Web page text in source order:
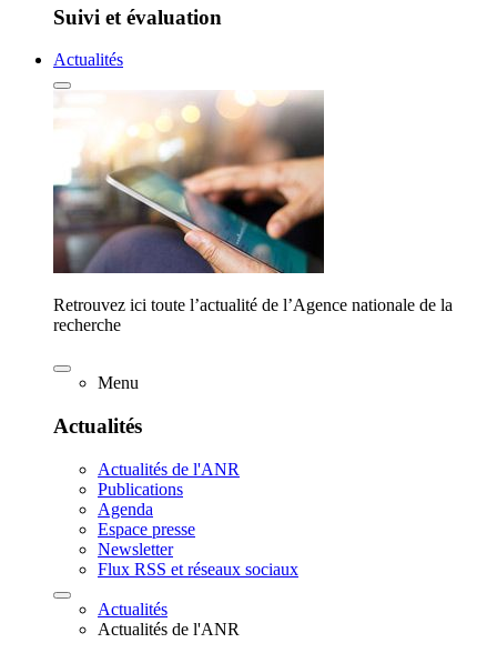
Suivi et évaluation
Actualités
Retrouvez ici toute l’actualité de l’Agence nationale de la
recherche
Menu
Actualités
Actualités de l'ANR
Publications
Agenda
Espace presse
Newsletter
Flux RSS et réseaux sociaux
Actualités
Actualités de l'ANR